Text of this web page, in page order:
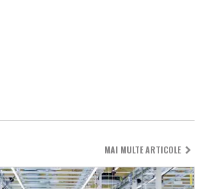
MAI MULTE ARTICOLE